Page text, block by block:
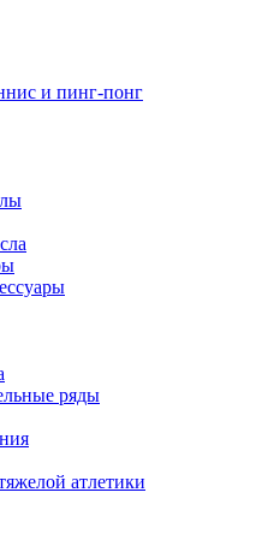
и пинг-понг
ряды
атлетики